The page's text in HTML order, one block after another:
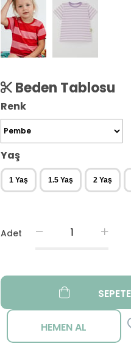
Beden Tablosu
Renk
Yaş
1 Yaş 1.5 Yaş 2 Yaş
Adet